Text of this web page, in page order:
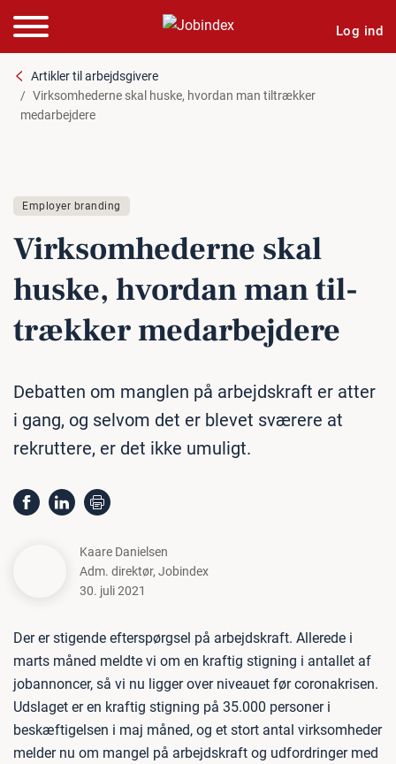
Log ind
Artikler til arbejdsgivere
Virksomhederne skal huske, hvordan man tiltrækker
medarbejdere
Employer branding
Virk­som­he­der­ne skal
huske, hvordan man til­
træk­ker me­d­ar­bej­de­re
Debatten om manglen på arbejdskraft er atter
i gang, og selvom det er blevet sværere at
rekruttere, er det ikke umuligt.
Kaare Danielsen
Adm. direktør, Jobindex
30. juli 2021
Der er stigende efterspørgsel på arbejdskraft. Allerede i
marts måned meldte vi om en kraftig stigning i antallet af
jobannoncer, så vi nu ligger over niveauet før coronakrisen.
Udslaget er en kraftig stigning på 35.000 personer i
beskæftigelsen i maj måned, og et stort antal virksomheder
melder nu om mangel på arbejdskraft og udfordringer med